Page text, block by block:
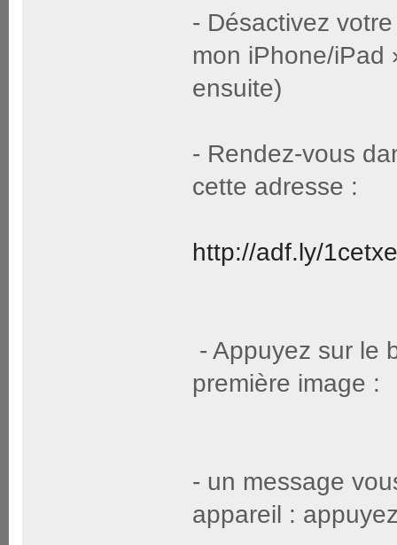
- Désactivez
mon iPhone/iPad
ensuite)
- Rendez-vous
cette adresse :
http://adf.ly/1cetxe
- Appuyez sur le
première image :
- un message
appareil :